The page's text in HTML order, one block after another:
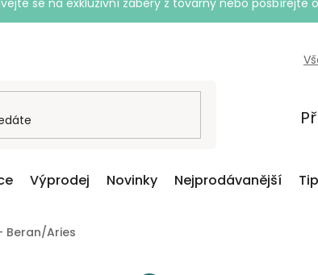
se na exkluzivní záběry z továrny nebo
Výprodej Novinky Nejprodávanější
Beran/Aries